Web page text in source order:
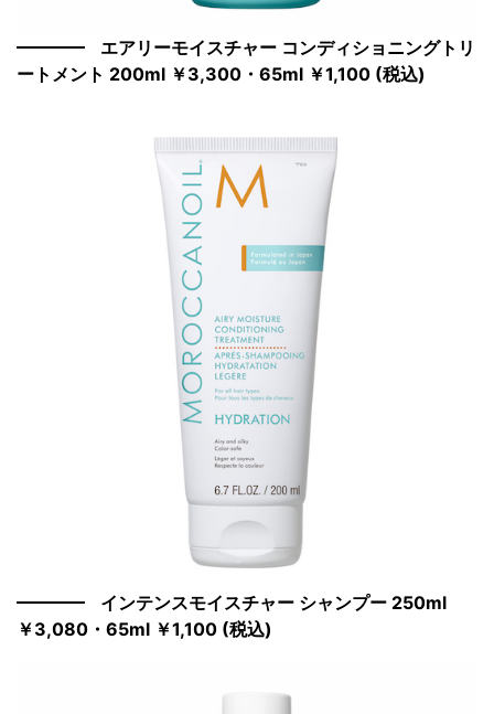
エアリーモイスチャー コンディショニングトリ
ートメント 200ml ￥3,300・65ml ￥1,100 (税込)
インテンスモイスチャー シャンプー 250ml
￥3,080・65ml ￥1,100 (税込)